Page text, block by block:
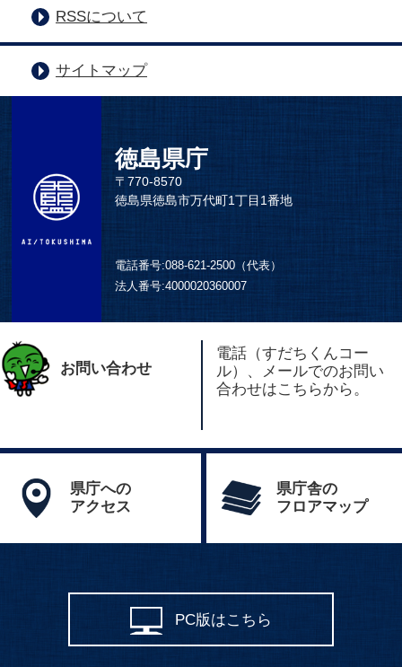
RSSについて
サイトマップ
徳島県庁
〒770-8570
徳島県徳島市万代町1丁目1番地
電話番号:088-621-2500（代表）
法人番号:4000020360007
お問い合わせ
電話（すだちくんコー
ル）、メールでのお問い
合わせはこちらから。
県庁への
アクセス
県庁舎の
フロアマップ
PC版はこちら